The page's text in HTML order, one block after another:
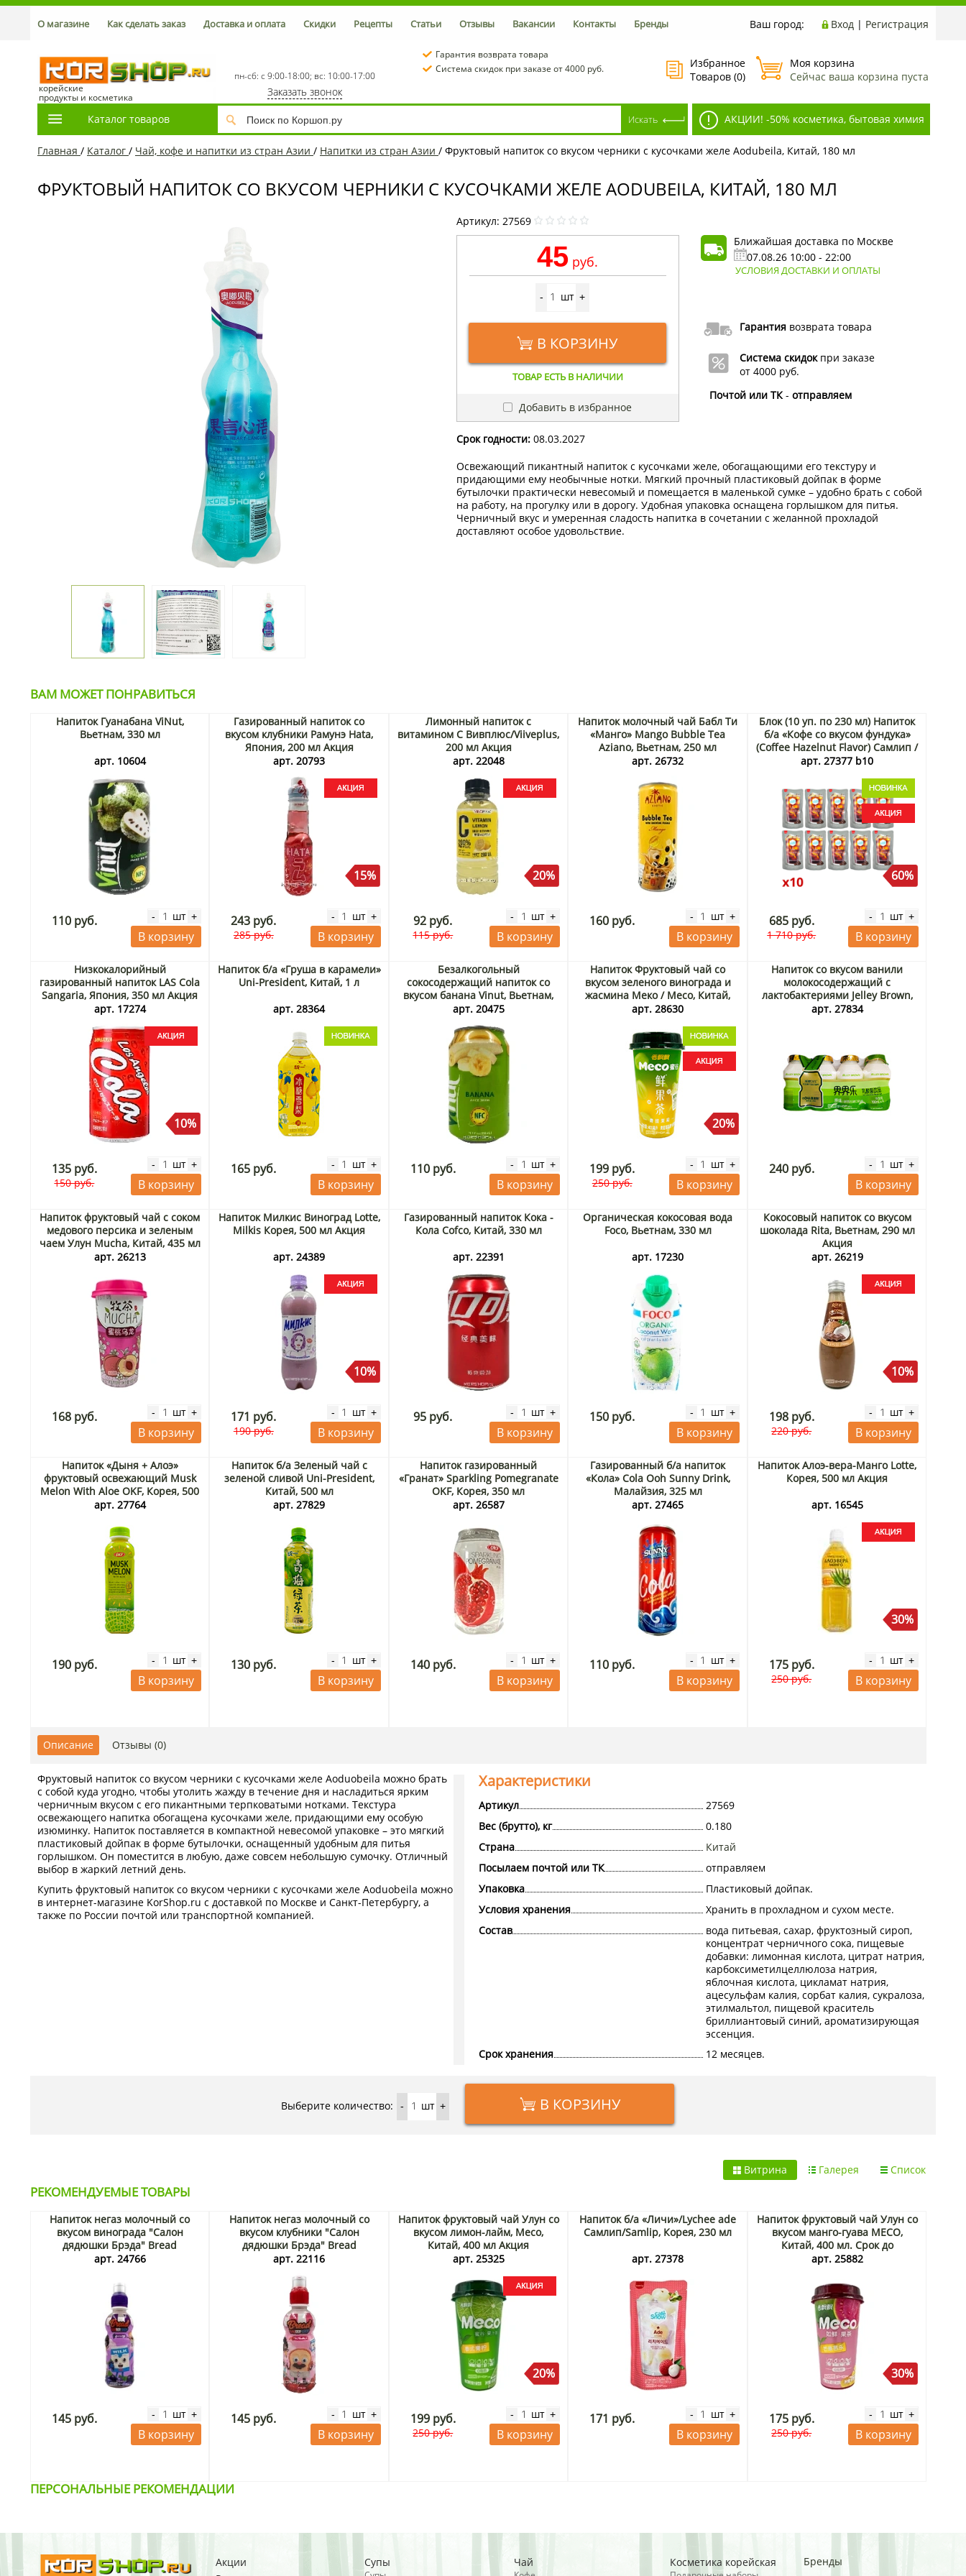
Ваш город: Вход | Регистрация
О магазине Как сделать заказ Доставка и оплата Скидки Рецепты Статьи Отзывы Вакансии Контакты Бренды
корейские
продукты и косметика
пн-сб: с 9:00-18:00; вс: 10:00-17:00
Заказать звонок
Гарантия возврата товара
Система скидок при заказе от 4000 руб.
Избранное
Товаров (0)
Моя корзина
Сейчас ваша корзина пуста
Каталог товаров АКЦИИ! -50% косметика, бытовая химия
Главная / Каталог / Чай, кофе и напитки из стран Азии / Напитки из стран Азии / Фруктовый напиток со вкусом черники с кусочками желе Aodubeila, Китай, 180 мл
ФРУКТОВЫЙ НАПИТОК СО ВКУСОМ ЧЕРНИКИ С КУСОЧКАМИ ЖЕЛЕ AODUBEILA, КИТАЙ, 180 МЛ
Артикул: 27569
45 руб.
- шт +
В КОРЗИНУ
ТОВАР ЕСТЬ В НАЛИЧИИ
Добавить в избранное
Ближайшая доставка по Москве
07.08.26 10:00 - 22:00
УСЛОВИЯ ДОСТАВКИ И ОПЛАТЫ
Гарантиявозврата товара
Система скидокпри заказе
от 4000 руб.
Почтой или ТК- отправляем
Срок годности:08.03.2027
Освежающий пикантный напиток с кусочками желе, обогащающими его текстуру и
придающими ему необычные нотки. Мягкий прочный пластиковый дойпак в форме
бутылочки практически невесомый и помещается в маленькой сумке – удобно брать с собой
на работу, на прогулку или в дорогу. Удобная упаковка оснащена горлышком для питья.
Черничный вкус и умеренная сладость напитка в сочетании с желанной прохладой
доставляют особое удовольствие.
ВАМ МОЖЕТ ПОНРАВИТЬСЯ
Напиток Гуанабана ViNut,
Вьетнам, 330 мл
арт. 10604
110 руб. - шт +
В корзину
Газированный напиток со
вкусом клубники Рамунэ Hata,
Япония, 200 мл Акция
арт. 20793
15%
243 руб.
285 руб.
- шт +
В корзину
Лимонный напиток с
витамином С Вивплюс/Viiveplus,
200 мл Акция
арт. 22048
20%
92 руб.
115 руб.
- шт +
В корзину
Напиток молочный чай Бабл Ти
«Манго» Mango Bubble Tea
Aziano, Вьетнам, 250 мл
арт. 26732
160 руб. - шт +
В корзину
Блок (10 уп. по 230 мл) Напиток
б/а «Кофе со вкусом фундука»
(Coffee Hazelnut Flavor) Самлип /
Samlip, Корея, 230 мл х 10 шт.
арт. 27377 b10
60%
685 руб.
1 710 руб.
- шт +
В корзину
Низкокалорийный
газированный напиток LAS Cola
Sangaria, Япония, 350 мл Акция
арт. 17274
10%
135 руб.
150 руб.
- шт +
В корзину
Напиток б/а «Груша в карамели»
Uni-President, Китай, 1 л
арт. 28364
165 руб. - шт +
В корзину
Безалкогольный
сокосодержащий напиток со
вкусом банана Vinut, Вьетнам,
330 мл
арт. 20475
110 руб. - шт +
В корзину
Напиток Фруктовый чай со
вкусом зеленого винограда и
жасмина Меко / Meco, Китай,
400 мл Акция
арт. 28630
20%
199 руб.
250 руб.
- шт +
В корзину
Напиток со вкусом ванили
молокосодержащий с
лактобактериями Jelley Brown,
Китай, 4*100 мл
арт. 27834
240 руб. - шт +
В корзину
Напиток фруктовый чай с соком
медового персика и зеленым
чаем Улун Mucha, Китай, 435 мл
арт. 26213
168 руб. - шт +
В корзину
Напиток Милкис Виноград Lotte,
Milkis Корея, 500 мл Акция
арт. 24389
10%
171 руб.
190 руб.
- шт +
В корзину
Газированный напиток Кока -
Кола Cofco, Китай, 330 мл
арт. 22391
95 руб. - шт +
В корзину
Органическая кокосовая вода
Foco, Вьетнам, 330 мл
арт. 17230
150 руб. - шт +
В корзину
Кокосовый напиток со вкусом
шоколада Rita, Вьетнам, 290 мл
Акция
арт. 26219
10%
198 руб.
220 руб.
- шт +
В корзину
Напиток «Дыня + Алоэ»
фруктовый освежающий Musk
Melon With Aloe OKF, Корея, 500
мл
арт. 27764
190 руб. - шт +
В корзину
Напиток б/а Зеленый чай с
зеленой сливой Uni-President,
Китай, 500 мл
арт. 27829
130 руб. - шт +
В корзину
Напиток газированный
«Гранат» Sparkling Pomegranate
OKF, Корея, 350 мл
арт. 26587
140 руб. - шт +
В корзину
Газированный б/а напиток
«Кола» Cola Ooh Sunny Drink,
Малайзия, 325 мл
арт. 27465
110 руб. - шт +
В корзину
Напиток Алоэ-вера-Манго Lotte,
Корея, 500 мл Акция
арт. 16545
30%
175 руб.
250 руб.
- шт +
В корзину
Описание Отзывы (0)
Характеристики
Артикул
27569
Вес (брутто), кг
0.180
Страна
Китай
Посылаем почтой или ТК
отправляем
Упаковка
Пластиковый дойпак.
Условия хранения
Хранить в прохладном и сухом месте.
Состав
вода питьевая, сахар, фруктозный сироп,
концентрат черничного сока, пищевые
добавки: лимонная кислота, цитрат натрия,
карбоксиметилцеллюлоза натрия,
яблочная кислота, цикламат натрия,
ацесульфам калия, сорбат калия, сукралоза,
этилмальтол, пищевой краситель
бриллиантовый синий, ароматизирующая
эссенция.
Срок хранения
12 месяцев.
Фруктовый напиток со вкусом черники с кусочками желе Aoduobeila можно брать
с собой куда угодно, чтобы утолить жажду в течение дня и насладиться ярким
черничным вкусом с его пикантными терпковатыми нотками. Текстура
освежающего напитка обогащена кусочками желе, придающими ему особую
изюминку. Напиток поставляется в компактной невесомой упаковке – это мягкий
пластиковый дойпак в форме бутылочки, оснащенный удобным для питья
горлышком. Он поместится в любую, даже совсем небольшую сумочку. Отличный
выбор в жаркий летний день.
Купить фруктовый напиток со вкусом черники с кусочками желе Aoduobeila можно
в интернет-магазине KorShop.ru с доставкой по Москве и Санкт-Петербургу, а
также по России почтой или транспортной компанией.
Выберите количество: - шт + В КОРЗИНУ
Список
Галерея
Витрина
РЕКОМЕНДУЕМЫЕ ТОВАРЫ
Напиток негаз молочный со
вкусом винограда "Салон
дядюшки Брэда" Bread
Barbershop Lotte, Корея, 235 мл
арт. 24766
145 руб. - шт +
В корзину
Напиток негаз молочный со
вкусом клубники "Салон
дядюшки Брэда" Bread
Barbershop Lotte, Корея, 235 мл
арт. 22116
145 руб. - шт +
В корзину
Напиток фруктовый чай Улун со
вкусом лимон-лайм, Meco,
Китай, 400 мл Акция
арт. 25325
20%
199 руб.
250 руб.
- шт +
В корзину
Напиток б/а «Личи»/Lychee ade
Самлип/Samlip, Корея, 230 мл
арт. 27378
171 руб. - шт +
В корзину
Напиток фруктовый чай Улун со
вкусом манго-гуава MECO,
Китай, 400 мл. Срок до
18.09.2026. Распродажа
арт. 25882
30%
175 руб.
250 руб.
- шт +
В корзину
ПЕРСОНАЛЬНЫЕ РЕКОМЕНДАЦИИ
Акции
Супы Чай Косметика корейская
Бренды